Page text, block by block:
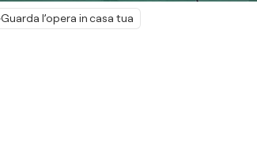
Guarda l’opera in casa tua